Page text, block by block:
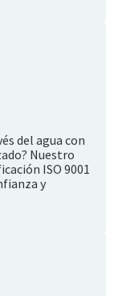
del agua con
Nuestro
ISO 9001
y